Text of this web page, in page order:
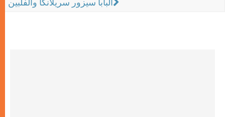
البابا سيزور سريلانكا والفلبين